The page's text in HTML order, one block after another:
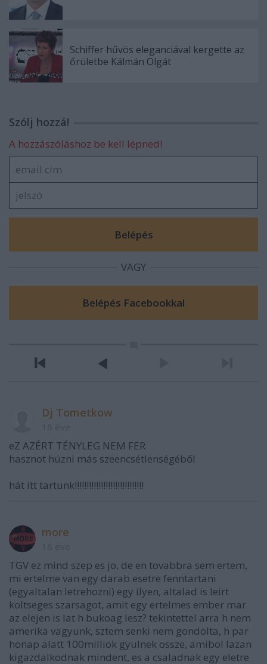
Schiffer hűvös eleganciával kergette az
őrületbe Kálmán Olgát
Szólj hozzá!
A hozzászóláshoz be kell lépned!
VAGY
Dj Tometkow
eZ AZÉRT TÉNYLEG NEM FER
hasznot húzni más szeencsétlenségéből
hát itt tartunk!!!!!!!!!!!!!!!!!!!!!!!!!!!!!
more
TGV ez mind szep es jo, de en tovabbra sem ertem,
mi ertelme van egy darab esetre fenntartani
(egyaltalan letrehozni) egy ilyen, altalad is leirt
koltseges szarsagot, amit egy ertelmes ember mar
az elejen is lat h bukoag lesz? tekintettel arra h nem
amerika vagyunk, sztem senki nem gondolta, h par
honap alatt 100milliok gyulnek ossze, amibol lazan
kigazdalkodnak mindent, es a csaladnak egy eletre